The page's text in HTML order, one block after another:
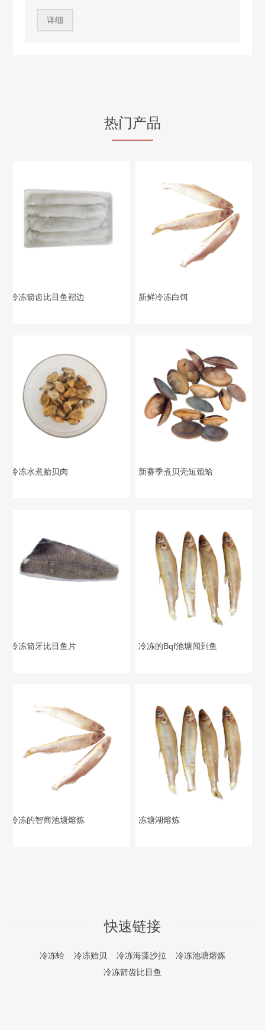
详细
热门产品
冷冻箭齿比目鱼褶边 新鲜冷冻白饵
冷冻水煮贻贝肉 新赛季煮贝壳短颈蛤
冷冻箭牙比目鱼片 冷冻的Bqf池塘闻到鱼
冷冻的智商池塘熔炼 冻塘湖熔炼
快速链接
冷冻蛤 冷冻贻贝 冷冻海藻沙拉
冷冻池塘熔炼
冷冻箭齿比目鱼